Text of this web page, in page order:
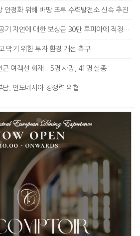
안정화 위해 바땅 또루 수력발전소 신속 추진
지연에 대한 보상금 30만 루피아에 적정성 제기
막기 위한 투자 환경 개선 촉구
근 여객선 화재…5명 사망, 41명 실종
담, 인도네시아 경쟁력 위협